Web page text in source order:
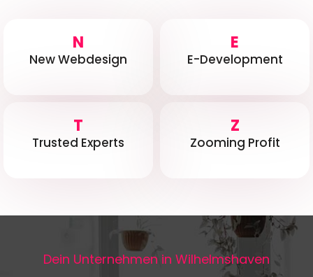
N
New Webdesign
E
E-Development
T
Trusted Experts
Z
Zooming Profit
Dein Unternehmen in Wilhelmshaven